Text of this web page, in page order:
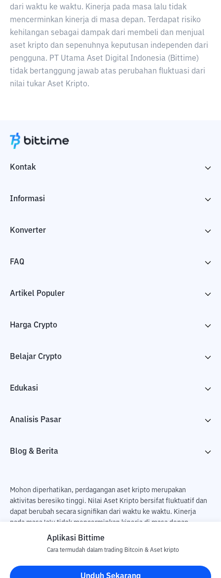
dari waktu ke waktu. Kinerja pada masa lalu tidak
mencerminkan kinerja di masa depan. Terdapat risiko
kehilangan sebagai dampak dari membeli dan menjual
aset kripto dan sepenuhnya keputusan independen dari
pengguna. PT Utama Aset Digital Indonesia (Bittime)
tidak bertanggung jawab atas perubahan fluktuasi dari
nilai tukar Aset Kripto.
Kontak
Informasi
Konverter
FAQ
Artikel Populer
Harga Crypto
Belajar Crypto
Edukasi
Analisis Pasar
Blog & Berita
Mohon diperhatikan, perdagangan aset kripto merupakan
aktivitas beresiko tinggi. Nilai Aset Kripto bersifat fluktuatif dan
dapat berubah secara signifikan dari waktu ke waktu. Kinerja
pada masa lalu tidak mencerminkan kinerja di masa depan.
Terdapat risiko kehilangan sebagai dampak dari membeli dan
pengguna. PT Utama Aset Digital Indonesia (Bittime) tidak
bertanggung jawab atas perubahan fluktuasi dari nilai tukar Aset
Aplikasi Bittime
Cara termudah dalam trading Bitcoin & Aset kripto